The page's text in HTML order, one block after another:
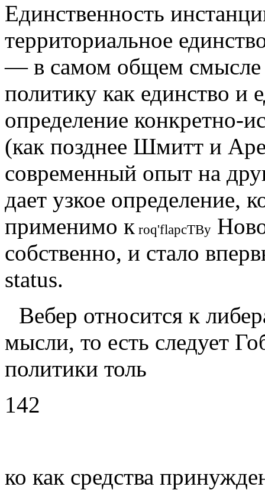
Единственность
территориальное
— в самом общем смысле
политику как единство и
определение конкретно-
(как позднее Шмитт и
современный опыт на
дает узкое определение,
применимо к roq'flapcTBy
собственно, и стало
status.
Вебер относится к
мыс­ли, то есть следует
политики толь­
142
ко как средства